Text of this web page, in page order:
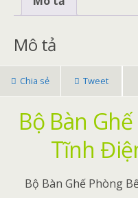
Mô tả
Chia sẻ Tweet
Bộ Bàn
Tĩnh
Bộ Bàn Ghế Phòng